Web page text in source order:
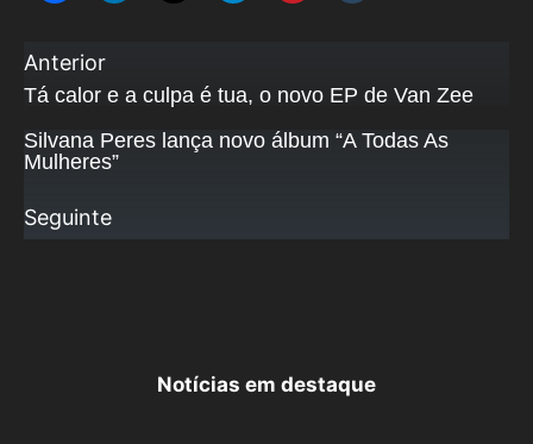
Anterior
Tá calor e a culpa é tua, o novo EP de Van Zee
Silvana Peres lança novo álbum “A Todas As
Mulheres”
Seguinte
Notícias em destaque